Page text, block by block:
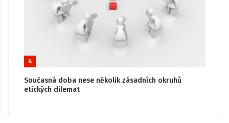
6
Současná doba nese několik zásadních okruhů
etických dilemat